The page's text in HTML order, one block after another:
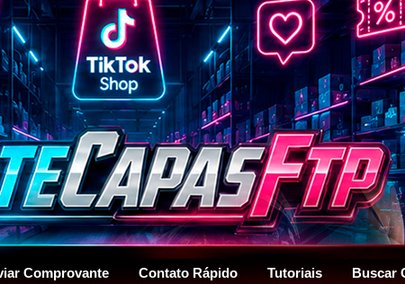
Comprovante Contato Rápido Tutoriais Buscar